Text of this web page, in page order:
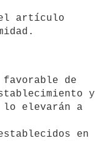
y
lo elevarán a
en